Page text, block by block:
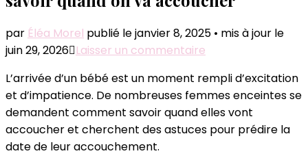
par Éléa Morel publié le janvier 8, 2025 • mis à jour le
juin 29, 2026 Laisser un commentaire
9
trucs
de
grand-
L’arrivée d’un bébé est un moment rempli d’excitation
et d’impatience. De nombreuses femmes enceintes se
demandent comment savoir quand elles vont
accoucher et cherchent des astuces pour prédire la
date de leur accouchement.